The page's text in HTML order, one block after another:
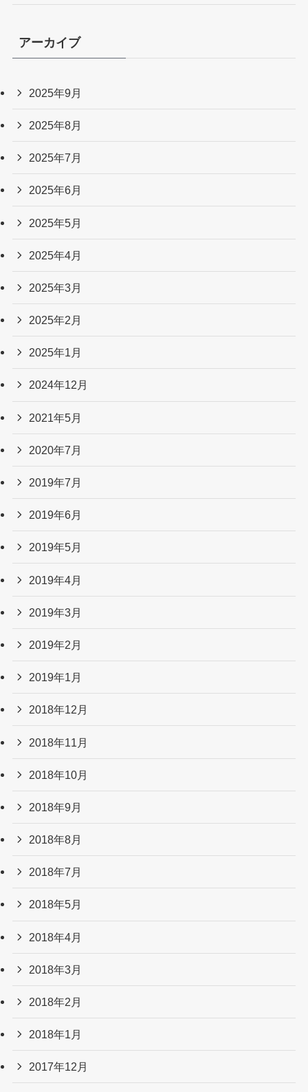
アーカイブ
2025年9月
2025年8月
2025年7月
2025年6月
2025年5月
2025年4月
2025年3月
2025年2月
2025年1月
2024年12月
2021年5月
2020年7月
2019年7月
2019年6月
2019年5月
2019年4月
2019年3月
2019年2月
2019年1月
2018年12月
2018年11月
2018年10月
2018年9月
2018年8月
2018年7月
2018年5月
2018年4月
2018年3月
2018年2月
2018年1月
2017年12月